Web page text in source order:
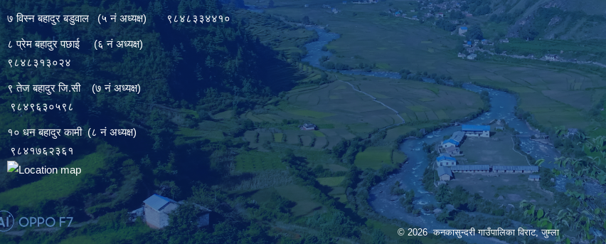
७ विस्न बहादुर बडुवाल (५ नं अध्यक्ष) ९८४८३३४४१०
८ प्रेम बहादुर पछाई (६ नं अध्यक्ष)
९८४८३१३०२४
९ तेज बहादुर जि.सी (७ नं अध्यक्ष)
९८४९६३०५९८
१० धन बहादुर कामी (८ नं अध्यक्ष)
९८४१७६२३६१
© 2026 कनकासुन्दरी गाउँपालिका विराट, जुम्ला